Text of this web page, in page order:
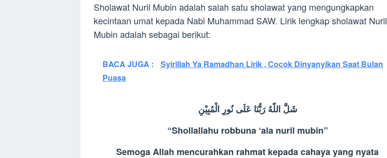
Sholawat Nuril Mubin adalah salah satu sholawat yang mengungkapkan
kecintaan umat kepada Nabi Muhammad SAW. Lirik lengkap sholawat Nuril
Mubin adalah sebagai berikut:
BACA JUGA :
Syirillah Ya Ramadhan Lirik , Cocok Dinyanyikan Saat Bulan
Puasa
شَلَّ اللّهُ رَبُّنَا عَلَى نُورِ الْمُبِيْنِ
“Shollallahu robbuna ‘ala nuril mubin”
Semoga Allah mencurahkan rahmat kepada cahaya yang nyata